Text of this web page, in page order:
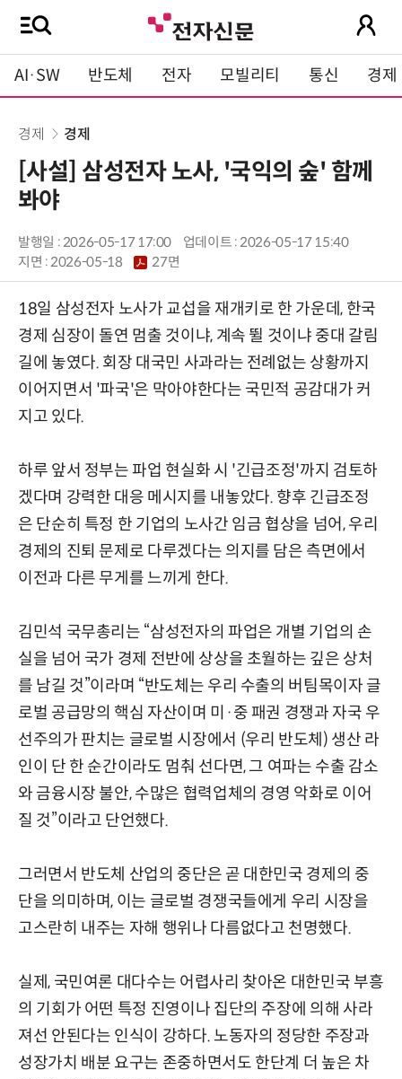
AI·SW 반도체 전자 모빌리티 통신 경제
경제 경제
[사설] 삼성전자 노사, '국익의 숲' 함께
봐야
발행일 : 2026-05-17 17:00
업데이트 : 2026-05-17 15:40
지면 :2026-05-18 27면
18일 삼성전자 노사가 교섭을 재개키로 한 가운데, 한국
경제 심장이 돌연 멈출 것이냐, 계속 뛸 것이냐 중대 갈림
길에 놓였다. 회장 대국민 사과라는 전례없는 상황까지
이어지면서 '파국'은 막아야한다는 국민적 공감대가 커
지고 있다.
하루 앞서 정부는 파업 현실화 시 '긴급조정'까지 검토하
겠다며 강력한 대응 메시지를 내놓았다. 향후 긴급조정
은 단순히 특정 한 기업의 노사간 임금 협상을 넘어, 우리
경제의 진퇴 문제로 다루겠다는 의지를 담은 측면에서
이전과 다른 무게를 느끼게 한다.
김민석 국무총리는 “삼성전자의 파업은 개별 기업의 손
실을 넘어 국가 경제 전반에 상상을 초월하는 깊은 상처
를 남길 것”이라며 “반도체는 우리 수출의 버팀목이자 글
로벌 공급망의 핵심 자산이며 미·중 패권 경쟁과 자국 우
선주의가 판치는 글로벌 시장에서 (우리 반도체) 생산 라
인이 단 한 순간이라도 멈춰 선다면, 그 여파는 수출 감소
와 금융시장 불안, 수많은 협력업체의 경영 악화로 이어
질 것”이라고 단언했다.
그러면서 반도체 산업의 중단은 곧 대한민국 경제의 중
단을 의미하며, 이는 글로벌 경쟁국들에게 우리 시장을
고스란히 내주는 자해 행위나 다름없다고 천명했다.
실제, 국민여론 대다수는 어렵사리 찾아온 대한민국 부흥
의 기회가 어떤 특정 진영이나 집단의 주장에 의해 사라
져선 안된다는 인식이 강하다. 노동자의 정당한 주장과
성장가치 배분 요구는 존중하면서도 한단계 더 높은 차